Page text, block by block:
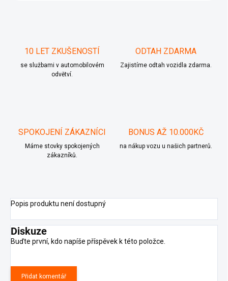
10 LET ZKUŠENOSTÍ
se službami v automobilovém
odvětví.
ODTAH ZDARMA
Zajistíme odtah vozidla zdarma.
SPOKOJENÍ ZÁKAZNÍCI
Máme stovky spokojených
zákazníků.
BONUS AŽ 10.000KČ
na nákup vozu u našich partnerů.
Popis produktu není dostupný
Diskuze
Buďte první, kdo napíše příspěvek k této položce.
Přidat komentář